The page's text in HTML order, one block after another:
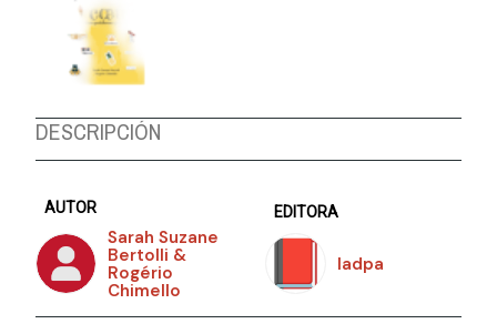
DESCRIPCIÓN
AUTOR
Sarah Suzane
Bertolli &
Rogério
Chimello
EDITORA
Iadpa